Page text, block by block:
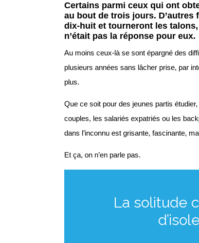
Certains parmi ceux qui ont
au bout de trois jours.
dix-huit et tourneront les
n’était pas la réponse pour eux.
Au moins ceux-là se sont épargné des
plusieurs années sans lâcher prise, par
plus.
Que ce soit pour des jeunes partis
couples, les salariés expatriés ou les
dans l’inconnu est grisante, fascinante,
Et ça, on n’en parle pas.
La solitude